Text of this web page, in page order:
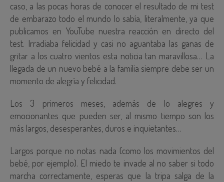
caso, a las pocas horas de conocer el resultado de mi test
de embarazo todo el mundo lo sabía, literalmente, ya que
publicamos en YouTube nuestra reacción en directo del
test. Irradiaba felicidad y casi no aguantaba las ganas de
gritar a los cuatro vientos esta noticia tan maravillosa… La
llegada de un nuevo bebé a la familia siempre debe ser un
momento de alegría y felicidad.
Los 3 primeros meses, además de lo alegres y
emocionantes que pueden ser, al mismo tiempo son los
más largos, desesperantes, duros e inquietantes…
Largos porque no notas nada (como los movimientos del
bebé, por ejemplo). El miedo te invade al no saber si todo
marcha correctamente, esperas que la tripa salga de la